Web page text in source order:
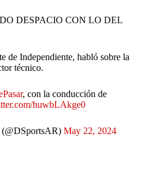
DESPACIO CON LO DEL
de Independiente, habló sobre la
técnico.
, con la conducción de
huwbLAkge0
(@DSportsAR) May 22, 2024